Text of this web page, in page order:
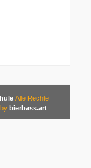
Alle Rechte
bierbass.art